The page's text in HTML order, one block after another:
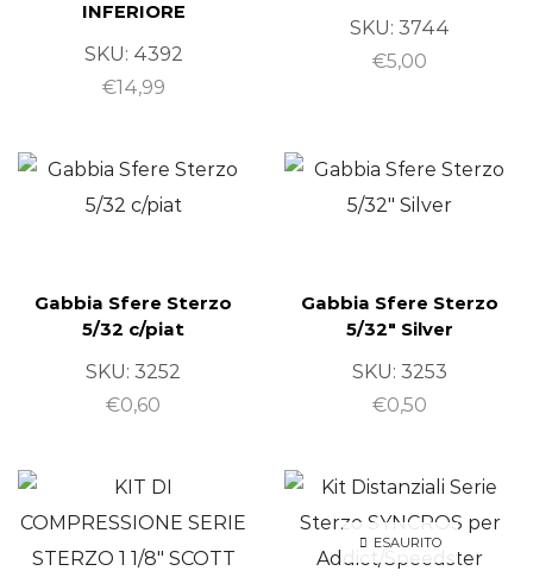
INFERIORE
SKU: 4392
€14,99
SKU: 3744
€5,00
Gabbia Sfere Sterzo
5/32 c/piat
SKU: 3252
€0,60
Gabbia Sfere Sterzo
5/32″ Silver
SKU: 3253
€0,50
ESAURITO